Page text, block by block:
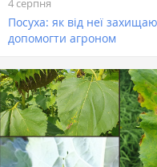
Посуха: як від неї
допомогти агроном